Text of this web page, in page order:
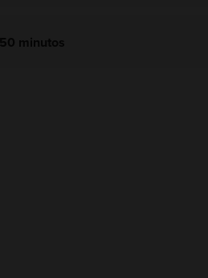
50 minutos